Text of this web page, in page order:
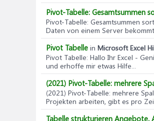
Pivot-Tabelle: Gesamtsummen
Pivot-Tabelle: Gesamtsummen
Daten von einem Server
Pivot Tabelle in Microsoft Excel
Pivot Tabelle: Hallo Ihr Excel -
und erhoffe mir etwas Hilfe...
(2021) Pivot-Tabelle: mehrere
(2021) Pivot-Tabelle: mehrere
Projekten arbeiten, gibt es pro
Tabelle strukturieren Angebote,